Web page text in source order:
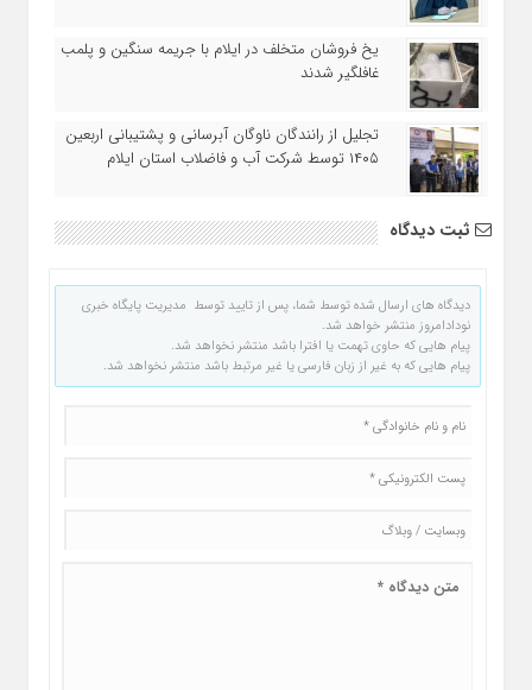
یخ‌ فروشان متخلف در ایلام با جریمه سنگین و پلمب
غافلگیر شدند
تجلیل از رانندگان ناوگان آبرسانی و پشتیبانی اربعین
۱۴۰۵ توسط شرکت آب و فاضلاب استان ایلام
ثبت دیدگاه
دیدگاه های ارسال شده توسط شما، پس از تایید توسط مدیریت پایگاه خبری
نودادامروز منتشر خواهد شد.
پیام هایی که حاوی تهمت یا افترا باشد منتشر نخواهد شد.
پیام هایی که به غیر از زبان فارسی یا غیر مرتبط باشد منتشر نخواهد شد.